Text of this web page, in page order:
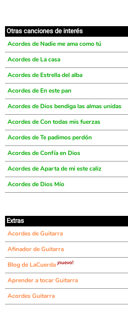
Otras canciones de interés
Acordes de Nadie me ama como tú
Acordes de La casa
Acordes de Estrella del alba
Acordes de En este pan
Acordes de Dios bendiga las almas unidas
Acordes de Con todas mis fuerzas
Acordes de Te padimos perdón
Acordes de Confía en Dios
Acordes de Aparta de mi este caliz
Acordes de Dios Mío
Extras
Acordes de Guitarra
Afinador de Guitarra
Blog de LaCuerda ¡nuevo!
Aprender a tocar Guitarra
Acordes Guitarra